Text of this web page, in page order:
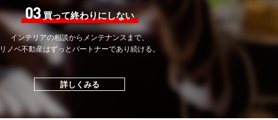
03買って終わりにしない
インテリアの相談から メンテナンスまで、
リノベ不動産はずっとパートナーであり続ける。
詳しくみる